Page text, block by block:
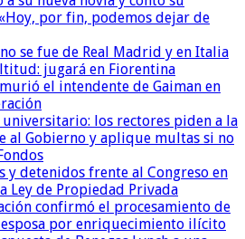
por fin, podemos dejar de
se fue de Real Madrid y en Italia
jugará en Fiorentina
el intendente de Gaiman en
universitario: los rectores piden a la
al Gobierno y aplique multas si no
y detenidos frente al Congreso en
Ley de Propiedad Privada
confirmó el procesamiento de
por enriquecimiento ilícito